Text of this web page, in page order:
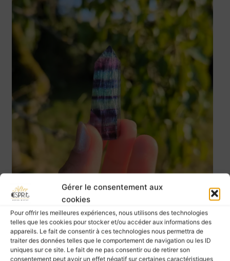
Gérer le consentement aux
cookies
Pour offrir les meilleures expériences, nous utilisons des technologies
telles que les cookies pour stocker et/ou accéder aux informations des
appareils. Le fait de consentir à ces technologies nous permettra de
traiter des données telles que le comportement de navigation ou les ID
uniques sur ce site. Le fait de ne pas consentir ou de retirer son
consentement peut avoir un effet négatif sur certaines caractéristiques
Pointe en fluorite – C